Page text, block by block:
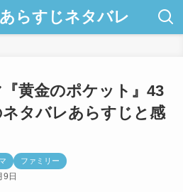
らすじネタバレ
黄金のポケット』43
タバレあらすじと感
ファミリー
9日